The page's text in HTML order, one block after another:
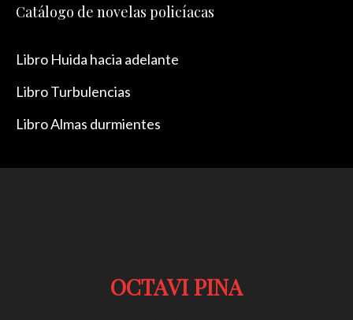
Catálogo de novelas policíacas
Libro Huida hacia adelante
Libro Turbulencias
Libro Almas durmientes
OCTAVI PINA